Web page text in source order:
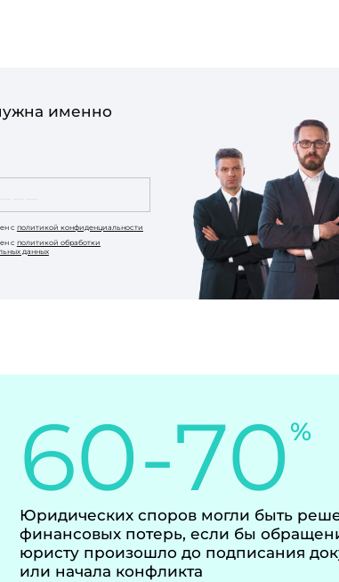
именно
с политикой конфиденциальности
с политикой обработки
данных
60-70%
Юридических споров могли быть
финансовых потерь, если бы
юристу произошло до подписания
или начала конфликта